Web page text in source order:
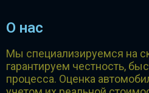
О нас
Мы специализируемся на
гарантируем честность,
процесса. Оценка